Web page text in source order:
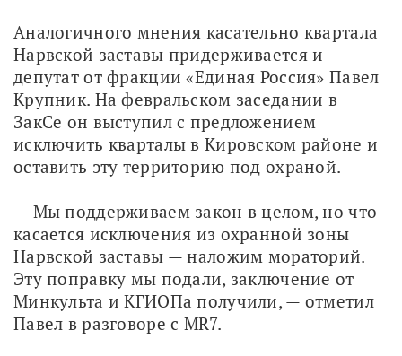
Аналогичного мнения касательно квартала
Нарвской заставы придерживается и
депутат от фракции «Единая Россия» Павел
Крупник. На февральском заседании в
ЗакСе он выступил с предложением
исключить кварталы в Кировском районе и
оставить эту территорию под охраной.
— Мы поддерживаем закон в целом, но что
касается исключения из охранной зоны
Нарвской заставы — наложим мораторий.
Эту поправку мы подали, заключение от
Минкульта и КГИОПа получили, — отметил
Павел в разговоре с MR7.